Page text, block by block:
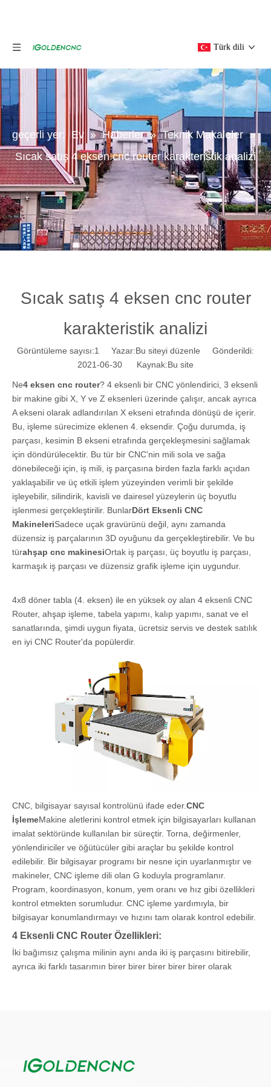
Türk dili
geçerli yer: Ev » Haberler » Teknik Makaleler »
Sıcak satış 4 eksen cnc router karakteristik analizi
Sıcak satış 4 eksen cnc router
karakteristik analizi
Görüntüleme sayısı:1
Yazar:Bu siteyi düzenle Gönderildi:
2021-06-30 Kaynak:Bu site
Ne4 eksen cnc router? 4 eksenli bir CNC yönlendirici, 3 eksenli
bir makine gibi X, Y ve Z eksenleri üzerinde çalışır, ancak ayrıca
A ekseni olarak adlandırılan X ekseni etrafında dönüşü de içerir.
Bu, işleme sürecimize eklenen 4. eksendir. Çoğu durumda, iş
parçası, kesimin B ekseni etrafında gerçekleşmesini sağlamak
için döndürülecektir. Bu tür bir CNC'nin mili sola ve sağa
dönebileceği için, iş mili, iş parçasına birden fazla farklı açıdan
yaklaşabilir ve üç etkili işlem yüzeyinden verimli bir şekilde
işleyebilir, silindirik, kavisli ve dairesel yüzeylerin üç boyutlu
işlenmesi gerçekleştirilir. BunlarDört Eksenli CNC
MakineleriSadece uçak gravürünü değil, aynı zamanda
düzensiz iş parçalarının 3D oyuğunu da gerçekleştirebilir. Ve bu
türahşap cnc makinesiOrtak iş parçası, üç boyutlu iş parçası,
karmaşık iş parçası ve düzensiz grafik işleme için uygundur.
4x8 döner tabla (4. eksen) ile en yüksek oy alan 4 eksenli CNC
Router, ahşap işleme, tabela yapımı, kalıp yapımı, sanat ve el
sanatlarında, şimdi uygun fiyata, ücretsiz servis ve destek satılık
en iyi CNC Router'da popülerdir.
CNC, bilgisayar sayısal kontrolünü ifade eder.CNC
İşlemeMakine aletlerini kontrol etmek için bilgisayarları kullanan
imalat sektöründe kullanılan bir süreçtir. Torna, değirmenler,
yönlendiriciler ve öğütücüler gibi araçlar bu şekilde kontrol
edilebilir. Bir bilgisayar programı bir nesne için uyarlanmıştır ve
makineler, CNC işleme dili olan G koduyla programlanır.
Program, koordinasyon, konum, yem oranı ve hız gibi özellikleri
kontrol etmekten sorumludur. CNC işleme yardımıyla, bir
bilgisayar konumlandırmayı ve hızını tam olarak kontrol edebilir.
4 Eksenli CNC Router Özellikleri:
İki bağımsız çalışma milinin aynı anda iki iş parçasını bitirebilir,
ayrıca iki farklı tasarımın birer birer birer birer birer olarak
Gantriye için büyük destek gücünü mükemmel bir şekilde
hareket ettirebilecek ağır bistratal yan plakalar.